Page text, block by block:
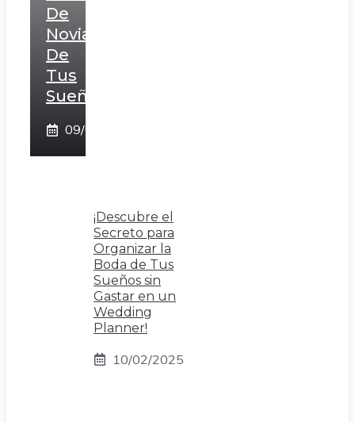
De
Novia
De
Tus
Sueños!
09/02/2025
¡Descubre el
Secreto para
Organizar la
Boda de Tus
Sueños sin
Gastar en un
Wedding
Planner!
10/02/2025